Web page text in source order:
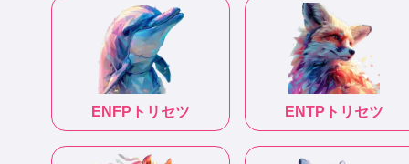
ENFP トリセツ ENTP トリセツ